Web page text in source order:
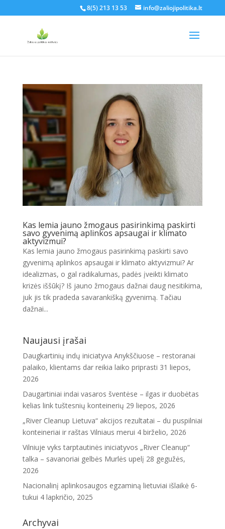
8(5) 213 13 53 info@zaliojipolitika.lt
Kas lemia jauno žmogaus pasirinkimą paskirti
savo gyvenimą aplinkos apsaugai ir klimato
aktyvizmui?
Kas lemia jauno žmogaus pasirinkimą paskirti savo
gyvenimą aplinkos apsaugai ir klimato aktyvizmui? Ar
idealizmas, o gal radikalumas, padės įveikti klimato
krizės iššūkį? Iš jauno žmogaus dažnai daug nesitikima,
juk jis tik pradeda savarankišką gyvenimą. Tačiau
dažnai...
Naujausi įrašai
Daugkartinių indų iniciatyva Anykščiuose – restoranai
palaiko, klientams dar reikia laiko priprasti 31 liepos,
2026
Daugartiniai indai vasaros šventėse – ilgas ir duobėtas
kelias link tuštesnių konteinerių 29 liepos, 2026
„River Cleanup Lietuva“ akcijos rezultatai – du puspilniai
konteineriai ir raštas Vilniaus merui 4 birželio, 2026
Vilniuje vyks tarptautinės iniciatyvos „River Cleanup“
talka – savanoriai gelbės Murlės upelį 28 gegužės,
2026
Nacionalinį aplinkosaugos egzaminą lietuviai išlaikė 6-
tukui 4 lapkričio, 2025
Archyvai